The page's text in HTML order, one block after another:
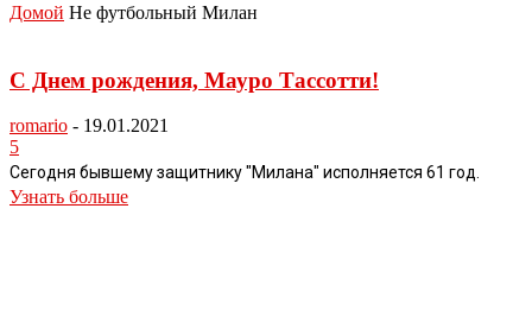
Домой Не футбольный Милан
С Днем рождения, Мауро Тассотти!
romario - 19.01.2021
5
Сегодня бывшему защитнику "Милана" исполняется 61 год.
Узнать больше